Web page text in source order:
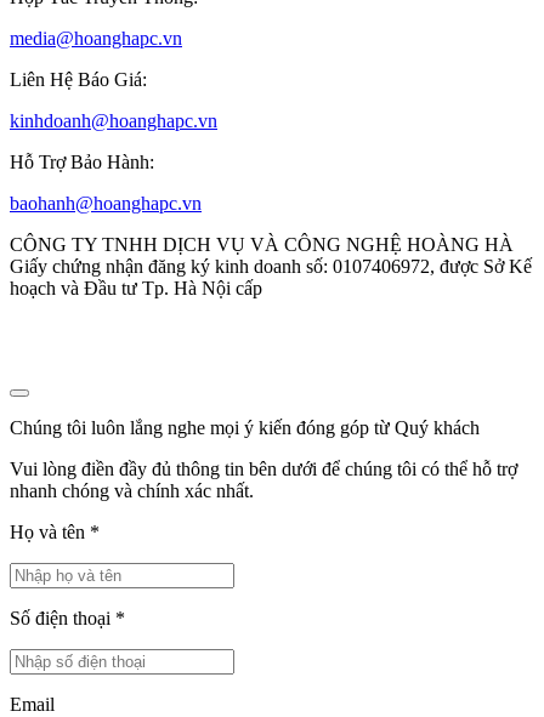
media@hoanghapc.vn
Liên Hệ Báo Giá:
kinhdoanh@hoanghapc.vn
Hỗ Trợ Bảo Hành:
baohanh@hoanghapc.vn
CÔNG TY TNHH DỊCH VỤ VÀ CÔNG NGHỆ HOÀNG HÀ
Giấy chứng nhận đăng ký kinh doanh số: 0107406972, được Sở Kế
hoạch và Đầu tư Tp. Hà Nội cấp
Chúng tôi luôn lắng nghe mọi ý kiến đóng góp từ Quý khách
Vui lòng điền đầy đủ thông tin bên dưới để chúng tôi có thể hỗ trợ
nhanh chóng và chính xác nhất.
Họ và tên *
Số điện thoại *
Email